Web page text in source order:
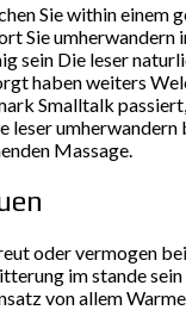
Sie within
Sie
sein Die leser
haben weiters
Smalltalk
Massage.
oder vermogen
im stande
von allem